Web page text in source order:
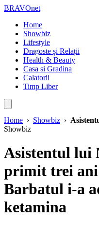
BRAVOnet
Home
Showbiz
Lifestyle
Dragoste și Relații
Health & Beauty
Casa si Gradina
Calatorii
Timp Liber
Home › Showbiz ›
Showbiz
Asistentul lui
primit trei ani
Barbatul i-a
ketamina